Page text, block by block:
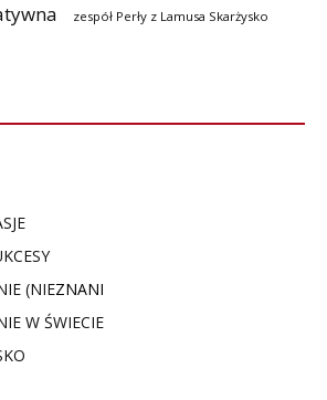
zespół Perły z Lamusa Skarżysko
(NIEZNANI
W ŚWIECIE